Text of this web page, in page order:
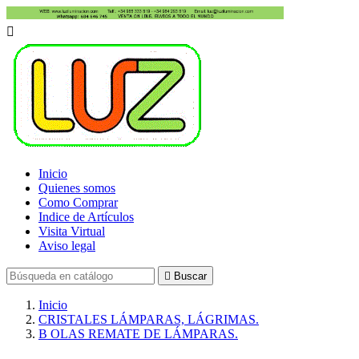

Inicio
Quienes somos
Como Comprar
Indice de Artículos
Visita Virtual
Aviso legal
 Buscar
Inicio
CRISTALES LÁMPARAS, LÁGRIMAS.
B OLAS REMATE DE LÁMPARAS.